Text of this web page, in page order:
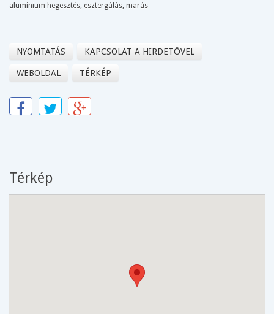
alumínium hegesztés, esztergálás, marás
NYOMTATÁS KAPCSOLAT A HIRDETŐVEL
WEBOLDAL TÉRKÉP
Térkép